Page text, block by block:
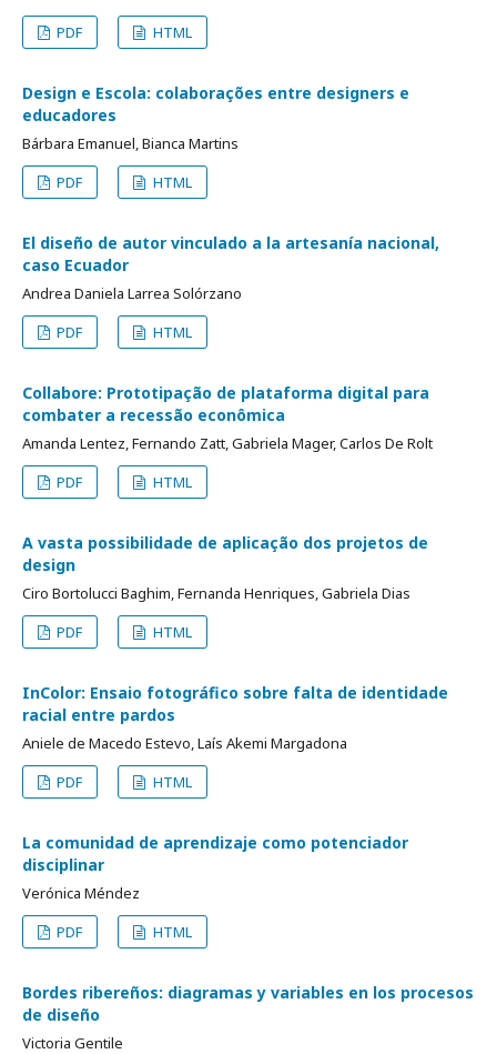
PDF
HTML
Design e Escola: colaborações entre designers e
educadores
Bárbara Emanuel, Bianca Martins
PDF
HTML
El diseño de autor vinculado a la artesanía nacional,
caso Ecuador
Andrea Daniela Larrea Solórzano
PDF
HTML
Collabore: Prototipação de plataforma digital para
combater a recessão econômica
Amanda Lentez, Fernando Zatt, Gabriela Mager, Carlos De Rolt
PDF
HTML
A vasta possibilidade de aplicação dos projetos de
design
Ciro Bortolucci Baghim, Fernanda Henriques, Gabriela Dias
PDF
HTML
InColor: Ensaio fotográfico sobre falta de identidade
racial entre pardos
Aniele de Macedo Estevo, Laís Akemi Margadona
PDF
HTML
La comunidad de aprendizaje como potenciador
disciplinar
Verónica Méndez
PDF
HTML
Bordes ribereños: diagramas y variables en los procesos
de diseño
Victoria Gentile